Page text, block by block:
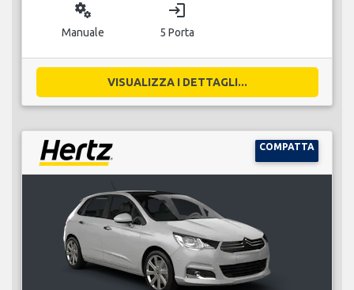
miscellaneous_services
Manuale
login
5 Porta
VISUALIZZA I DETTAGLI...
COMPATTA